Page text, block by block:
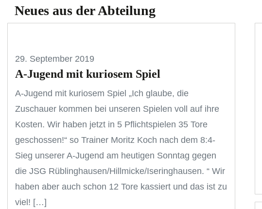
Neues aus der Abteilung
29. September 2019
A-Jugend mit kuriosem Spiel
A-Jugend mit kuriosem Spiel „Ich glaube, die
Zuschauer kommen bei unseren Spielen voll auf ihre
Kosten. Wir haben jetzt in 5 Pflichtspielen 35 Tore
geschossen!“ so Trainer Moritz Koch nach dem 8:4-
Sieg unserer A-Jugend am heutigen Sonntag gegen
die JSG Rüblinghausen/Hillmicke/Iseringhausen. “ Wir
haben aber auch schon 12 Tore kassiert und das ist zu
viel! […]